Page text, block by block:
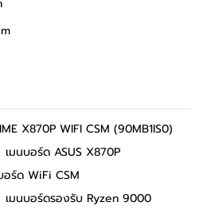
X870P WIFI CSM (90MB1IS0)
เมนบอร์ด ASUS X870P
อร์ด WiFi CSM
เมนบอร์ดรองรับ Ryzen 9000